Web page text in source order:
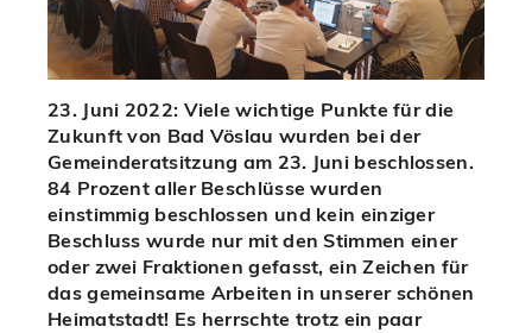
23. Juni 2022: Viele wichtige Punkte für die
Zukunft von Bad Vöslau wurden bei der
Gemeinderatsitzung am 23. Juni beschlossen.
84 Prozent aller Beschlüsse wurden
einstimmig beschlossen und kein einziger
Beschluss wurde nur mit den Stimmen einer
oder zwei Fraktionen gefasst, ein Zeichen für
das gemeinsame Arbeiten in unserer schönen
Heimatstadt! Es herrschte trotz ein paar